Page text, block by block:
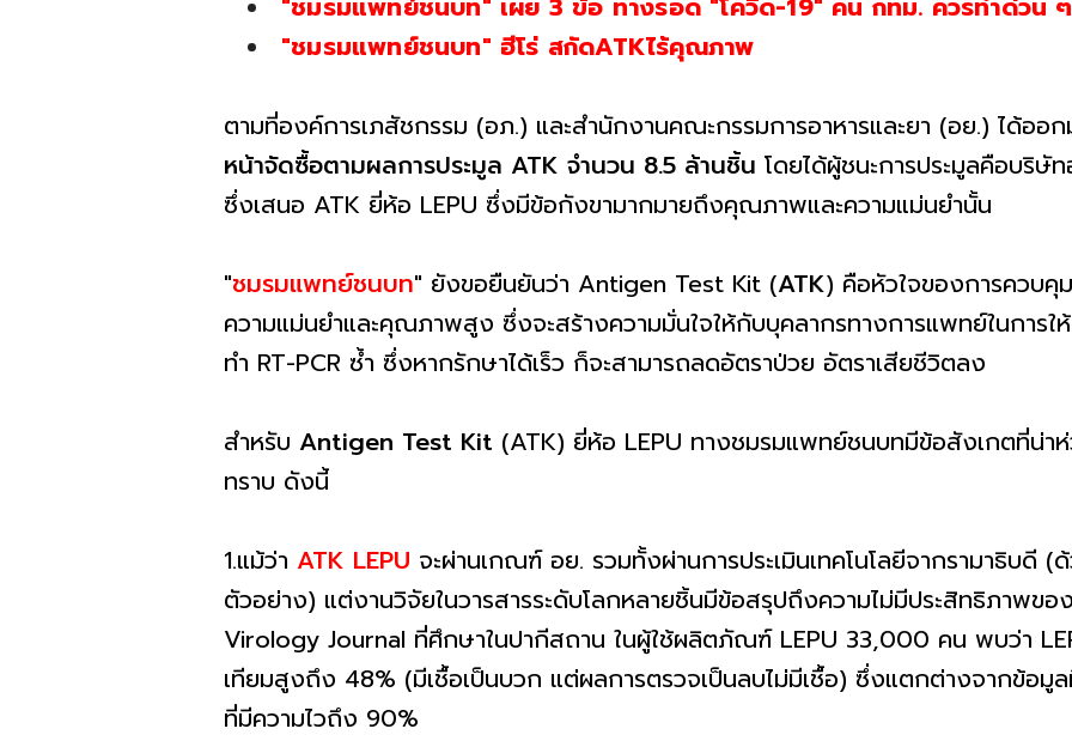
"ชมรมแพทย์ชนบท" ฮีโร่ สกัดATKไร้คุณภาพ
ตามที่องค์การเภสัชกรรม (อภ.) และสำนักงานคณะกรรมการอาหารและยา (อย.) ได้อ
หน้าจัดซื้อตามผลการประมูล ATK จำนวน 8.5 ล้านชิ้น โดยได้ผู้ชนะการประมูลคือบริ
ซึ่งเสนอ ATK ยี่ห้อ LEPU ซึ่งมีข้อกังขามากมายถึงคุณภาพและความแม่นยำนั้น
"ชมรมแพทย์ชนบท" ยังขอยืนยันว่า Antigen Test Kit (ATK) คือหัวใจของการควบคุ
ความแม่นยำและคุณภาพสูง ซึ่งจะสร้างความมั่นใจให้กับบุคลากรทางการแพทย์ในการใ
ทำ RT-PCR ซ้ำ ซึ่งหากรักษาได้เร็ว ก็จะสามารถลดอัตราป่วย อัตราเสียชีวิตลง
สำหรับ Antigen Test Kit (ATK) ยี่ห้อ LEPU ทางชมรมแพทย์ชนบทมีข้อสังเกตที่น่า
ทราบ ดังนี้
1.แม้ว่า ATK LEPU จะผ่านเกณฑ์ อย. รวมทั้งผ่านการประเมินเทคโนโลยีจากรามาธิบดี
ตัวอย่าง) แต่งานวิจัยในวารสารระดับโลกหลายชิ้นมีข้อสรุปถึงความไม่มีประสิทธิภาพขอ
Virology Journal ที่ศึกษาในปากีสถาน ในผู้ใช้ผลิตภัณฑ์ LEPU 33,000 คน พบว่า
เทียมสูงถึง 48% (มีเชื้อเป็นบวก แต่ผลการตรวจเป็นลบไม่มีเชื้อ) ซึ่งแตกต่างจากข้อมู
ที่มีความไวถึง 90%